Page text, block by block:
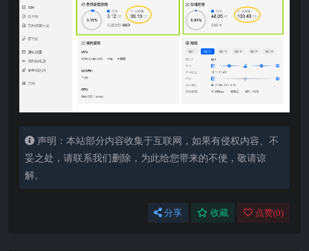
声明：本站部分内容收集于互联网，如果有侵权内容、不
妥之处，请联系我们删除，为此给您带来的不便，敬请谅
解。
分享 收藏 点赞(0)